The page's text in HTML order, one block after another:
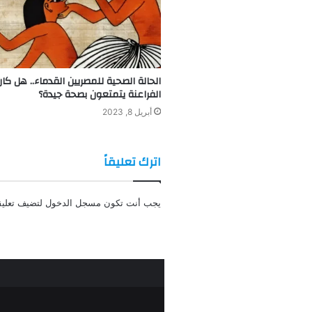
الحالة الصحية للمصريين القدماء.. هل
الفراعنة يتمتعون بصحة جيدة؟
أبريل 8, 2023
اترك تعليقاً
يجب أنت تكون مسجل الدخول لتضيف